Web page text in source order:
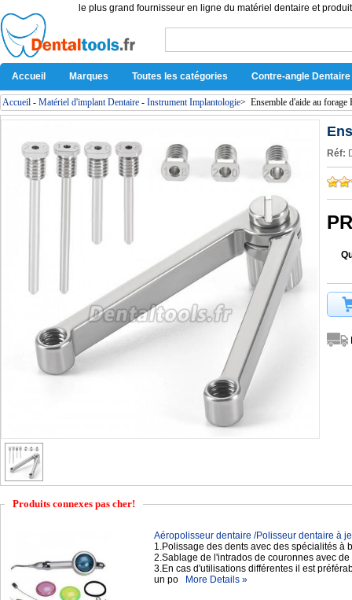
le plus grand fournisseur en ligne du matériel dentaire et
Accueil Marques Toutes les catégories Contre-angle Dentaire
Accueil - Matériel d'implant Dentaire - Instrument Implantologie> Ensemble d'aide au
Réf:
Produits connexes pas cher!
Aéropolisseur dentaire /Polisseur dentaire à
1.Polissage des dents avec des spécialités à
2.Sablage de l'intrados de couronnes avec
3.En cas d'utilisations différentes il est
un po
More Details »